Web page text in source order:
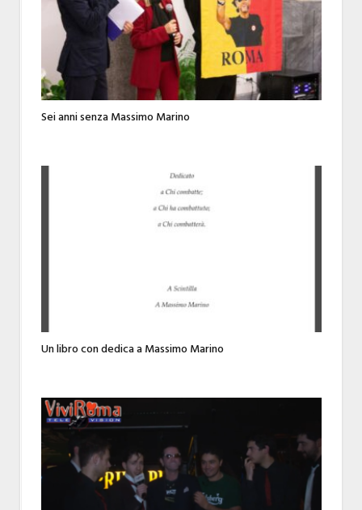
Sei anni senza Massimo Marino
Un libro con dedica a Massimo Marino